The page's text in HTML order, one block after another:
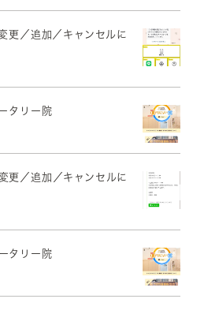
更／追加／キャンセルに
タリー院
更／追加／キャンセルに
タリー院